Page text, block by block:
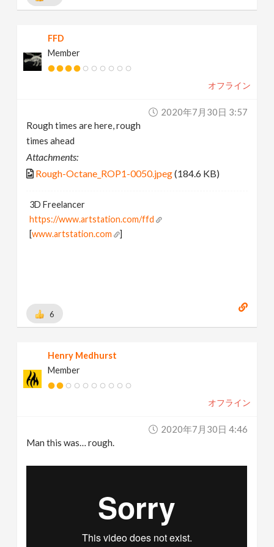
FFD
Member
オフライン
2020年7月30日 3:57
Rough times are here, rough
times ahead
Attachments:
Rough-Octane_ROP1-0050.jpeg(184.6 KB)
3D Freelancer
https://www.artstation.com/ffd
[www.artstation.com ]
6
Henry Medhurst
Member
オフライン
2020年7月30日 4:46
Man this was… rough.